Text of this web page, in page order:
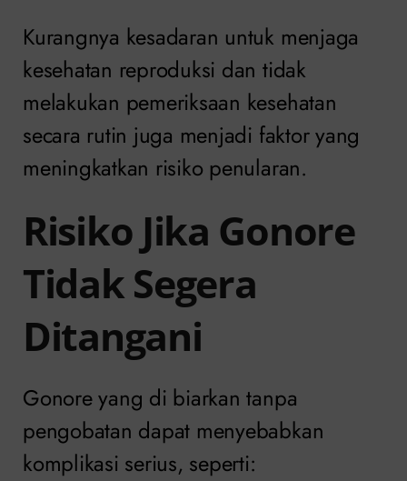
Kurangnya kesadaran untuk menjaga
kesehatan reproduksi dan tidak
melakukan pemeriksaan kesehatan
secara rutin juga menjadi faktor yang
meningkatkan risiko penularan.
Risiko Jika Gonore
Tidak Segera
Ditangani
Gonore yang di biarkan tanpa
pengobatan dapat menyebabkan
komplikasi serius, seperti: